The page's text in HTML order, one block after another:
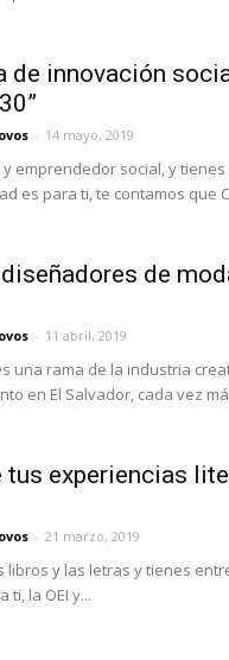
de innovación
- 14 mayo, 2019
emprendedor social, y tienes
es para ti, te contamos que
de
- 11 abril, 2019
una rama de la industria
en El Salvador, cada vez
tus experiencias
- 21 marzo, 2019
libros y las letras y tienes
ti, la OEI y...